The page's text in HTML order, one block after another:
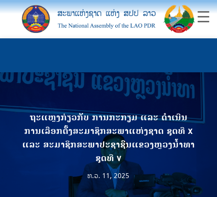
ຖະແຫຼງກ່ຽວກັບ ການກະກຽມ ແລະ ດໍາເນີນ
ການເລືອກຕັ້ງສະມາຊິກສະພາແຫ່ງຊາດ ຊຸດທີ x
ແລະ ສະມາຊິກສະພາປະຊາຊົນແຂວງຫຼວງນໍ້າທາ
ຊຸດທີ v
ທ.ວ. 11, 2025